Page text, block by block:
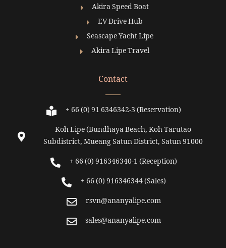
Akira Speed Boat
EV Drive Hub
Seascape Yacht Lipe
Akira Lipe Travel
Contact
+ 66 (0) 91 6346342-3 (Reservation)
Koh Lipe (Bundhaya Beach, Koh Tarutao
Subdistrict, Mueang Satun District, Satun 91000
+ 66 (0) 916346340-1 (Reception)
+ 66 (0) 916346344 (Sales)
rsvn@ananyalipe.com
sales@ananyalipe.com